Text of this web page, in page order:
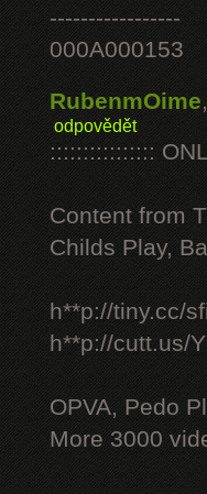
-----------------
000A000153
RubenmOime,
odpovědět
::::::::::::::::
Content from
Childs Play,
h**p://tiny.cc/
h**p://cutt.us/
OPVA, Pedo
More 3000